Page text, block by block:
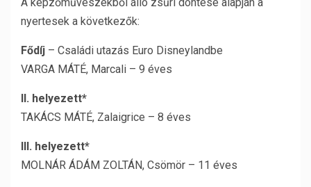
nyertesek a következők:
Fődíj – Családi utazás Euro Disneylandbe
VARGA MÁTÉ, Marcali – 9 éves
II. helyezett*
TAKÁCS MÁTÉ, Zalaigrice – 8 éves
III. helyezett*
MOLNÁR ÁDÁM ZOLTÁN, Csömör – 11 éves